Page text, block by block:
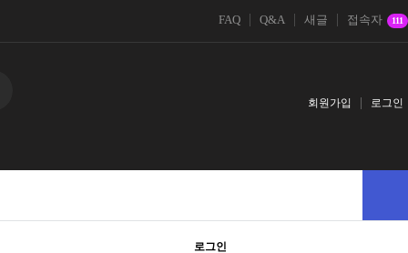
FAQ Q&A 새글 접속자 111
회원가입 로그인
로그인